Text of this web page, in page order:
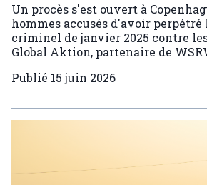
Un procès s'est ouvert à
hommes accusés d'avoir
criminel de janvier 2025 contre
Global Aktion, partenaire de
Publié 15 juin 2026